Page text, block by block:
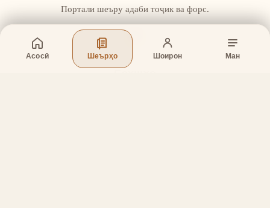
Асосӣ Шеърҳо Шоирон Ман
Портали шеъру адаби тоҷик ва форс.